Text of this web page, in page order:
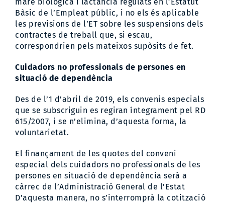
Bàsic de l’Empleat públic, i no els és aplicable
les previsions de l’ET sobre les suspensions dels
contractes de treball que, si escau,
correspondrien pels mateixos supòsits de fet.
Cuidadors no professionals de persones en
situació de dependència
Des de l’1 d’abril de 2019, els convenis especials
que se subscriguin es regiran íntegrament pel RD
615/2007, i se n’elimina, d’aquesta forma, la
voluntarietat.
El finançament de les quotes del conveni
especial dels cuidadors no professionals de les
persones en situació de dependència serà a
càrrec de l’Administració General de l’Estat
D’aquesta manera, no s’interromprà la cotització